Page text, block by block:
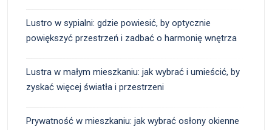
Lustro w sypialni: gdzie powiesić, by optycznie
powiększyć przestrzeń i zadbać o harmonię wnętrza
Lustra w małym mieszkaniu: jak wybrać i umieścić, by
zyskać więcej światła i przestrzeni
Prywatność w mieszkaniu: jak wybrać osłony okienne